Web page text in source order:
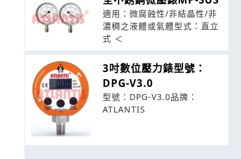
適用：微腐蝕性/非結晶性/非
濃稠之液體或氣體型式：直立
式 ＜
3吋數位壓力錶型號：
DPG-V3.0
型號：DPG-V3.0品牌：
ATLANTIS